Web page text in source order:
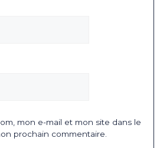
mon e-mail et mon site dans le
prochain commentaire.